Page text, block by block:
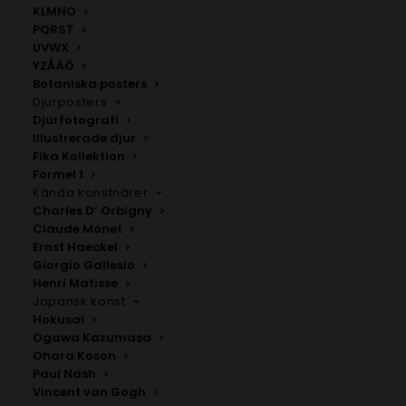
KLMNO
PQRST
UVWX
YZÅÄÖ
Botaniska posters
Djurposters
Djurfotografi
Illustrerade djur
Fika Kollektion
Formel 1
Kända konstnärer
Charles D’ Orbigny
Claude Monet
Ernst Haeckel
Giorgio Gallesio
Henri Matisse
Japansk konst
Hokusai
Ogawa Kazumasa
Ohara Koson
Paul Nash
Vincent van Gogh
The future belongs to your
imagination – Karl Lagerfeld
Poster
Fr.149.00kr